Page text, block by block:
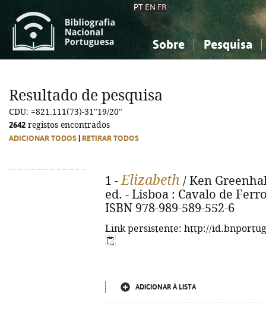
PT EN FR
Sobre Pesquisa
Ciências sociais...
Ciências sociais...
Resultado de pesquisa
CDU: =821.111(73)-31"19/20"
2642 registos encontrados
ADICIONAR TODOS RETIRAR TODOS
1 -Elizabeth / Ken
ed. - Lisboa : Cavalo de
ISBN 978-989-589-552-6
Link persistente: http://
ADICIONAR À LISTA